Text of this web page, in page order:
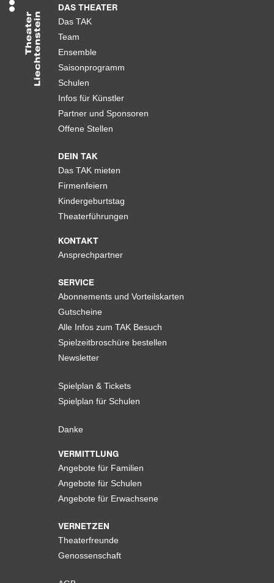
DAS THEATER
Das TAK
Team
Ensemble
Saisonprogramm
Schulen
Infos für Künstler
Partner und Sponsoren
Offene Stellen
DEIN TAK
Das TAK mieten
Firmenfeiern
Kindergeburtstag
Theaterführungen
KONTAKT
Ansprechpartner
SERVICE
Abonnements und Vorteilskarten
Gutscheine
Alle Infos zum TAK Besuch
Spielzeitbroschüre bestellen
Newsletter
Spielplan & Tickets
Spielplan für Schulen
Danke
VERMITTLUNG
Angebote für Familien
Angebote für Schulen
Angebote für Erwachsene
VERNETZEN
Theaterfreunde
Genossenschaft